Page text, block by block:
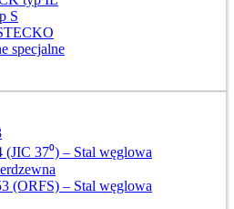
S
specjalne
37⁰) – Stal węglowa
(ORFS) – Stal węglowa